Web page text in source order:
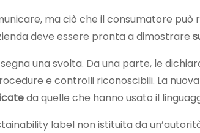
ma ciò che il consumatore
deve essere pronta a dimostrare
una svolta. Da una parte, le
e controlli riconoscibili. La
da quelle che hanno usato il
label non istituita da